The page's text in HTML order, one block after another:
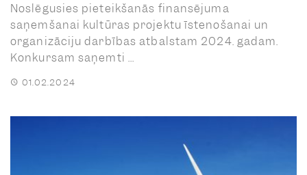
Noslēgusies pieteikšanās finansējuma
saņemšanai kultūras projektu īstenošanai un
organizāciju darbības atbalstam 2024. gadam.
Konkursam saņemti ...
01.02.2024